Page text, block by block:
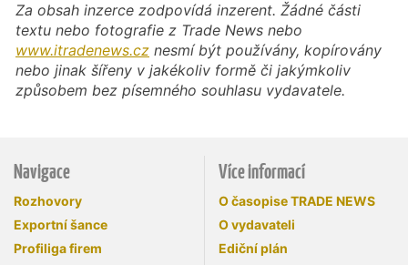
Za obsah inzerce zodpovídá inzerent. Žádné části
textu nebo fotografie z Trade News nebo
www.itradenews.cz nesmí být používány, kopírovány
nebo jinak šířeny v jakékoliv formě či jakýmkoliv
způsobem bez písemného souhlasu vydavatele.
Navigace
Rozhovory
Exportní šance
Profiliga firem
Více informací
O časopise TRADE NEWS
O vydavateli
Ediční plán